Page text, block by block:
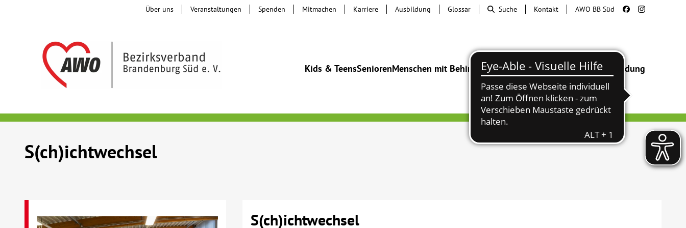
Kids & TeensSeniorenMenschen mit BehinderungBeratung & HilfeBegegnung Bildung
Über uns Veranstaltungen Spenden Mitmachen Karriere Ausbildung Glossar Suche Kontakt AWO BB Süd
S(ch)ichtwechsel
S(ch)ichtwechsel